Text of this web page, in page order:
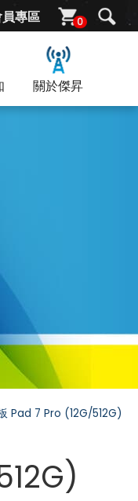
專區 0
關於傑昇
Pad 7 Pro (12G/512G)